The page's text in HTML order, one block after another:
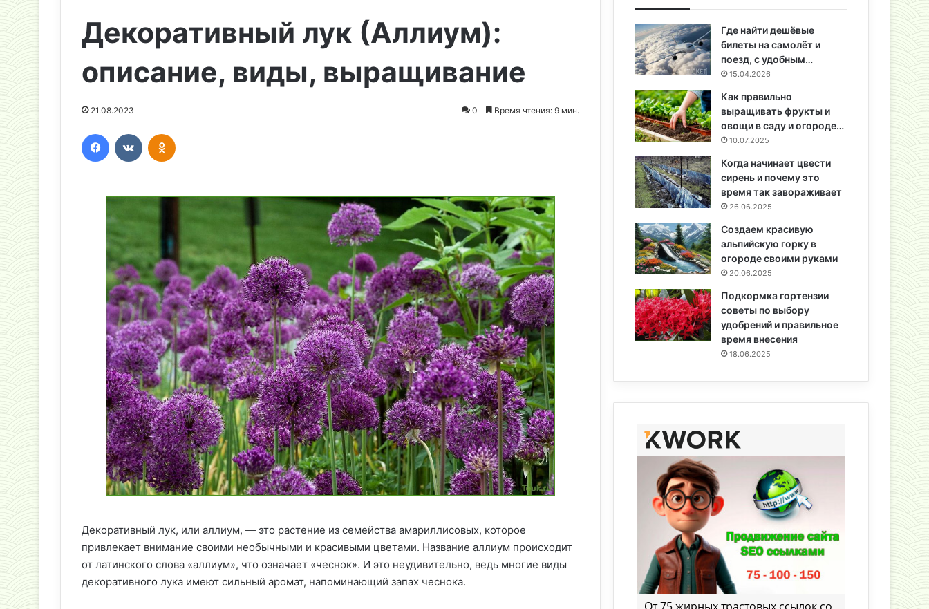
Декоративный лук (Аллиум):
описание, виды, выращивание
21.08.2023 0 Время чтения: 9 мин.
Декоративный лук, или аллиум, — это растение из семейства амариллисовых, которое
привлекает внимание своими необычными и красивыми цветами. Название аллиум происходит
от латинского слова «аллиум», что означает «чеснок». И это неудивительно, ведь многие виды
декоративного лука имеют сильный аромат, напоминающий запах чеснока.
Где найти дешёвые
билеты на самолёт и
поезд, с удобным…
15.04.2026
Как правильно
выращивать фрукты и
овощи в саду и огороде…
10.07.2025
Когда начинает цвести
сирень и почему это
время так завораживает
26.06.2025
Создаем красивую
альпийскую горку в
огороде своими руками
20.06.2025
Подкормка гортензии
советы по выбору
удобрений и правильное
время внесения
18.06.2025